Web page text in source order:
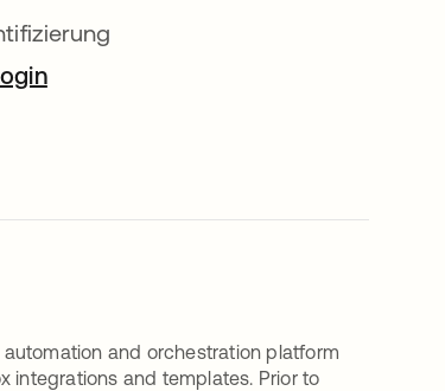
Registerkarte geöffnet
wird in einer neuen Registerkarte
automation and orchestration platform
and templates. Prior to